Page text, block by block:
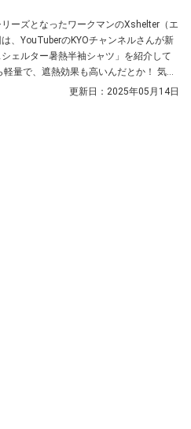
ーズとなったワークマンのXshelter（エ
、YouTuberのKYOチャンネルさんが新
ェルター暑熱半袖シャツ」を紹介して
量で、遮熱効果も高いんだとか！ 気に
更新日： 2025年05月14日